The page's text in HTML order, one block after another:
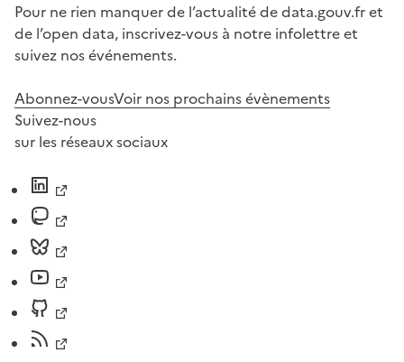
Pour ne rien manquer de l’actualité de data.gouv.fr et
de l’open data, inscrivez-vous à notre infolettre et
suivez nos événements.
Abonnez-vousVoir nos prochains évènements
Suivez-nous
sur les réseaux sociaux